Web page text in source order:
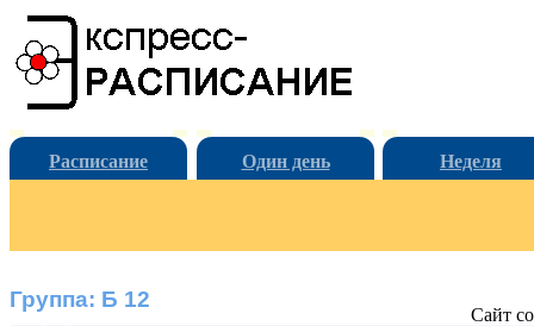
Расписание Один день Неделя
Группа: Б 12
Сайт